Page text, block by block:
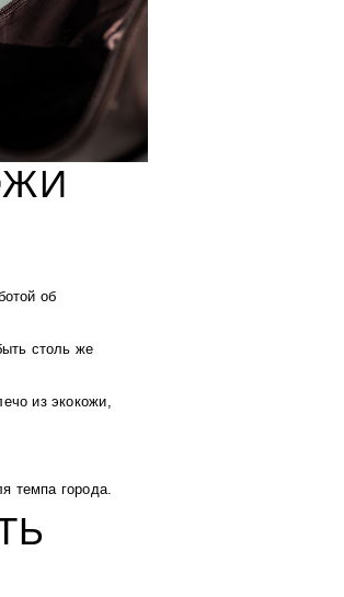
об
столь же
из экокожи,
темпа города.